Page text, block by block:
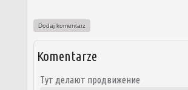
Dodaj komentarz
Komentarze
Тут делают продвижение